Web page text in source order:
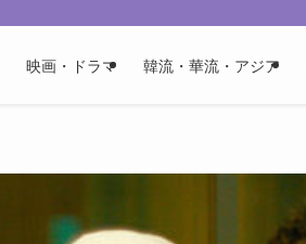
映画・ドラマ 韓流・華流・アジア